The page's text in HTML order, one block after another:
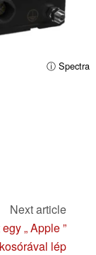
ⓘ Spectra
Next article
„ Apple ”
lép